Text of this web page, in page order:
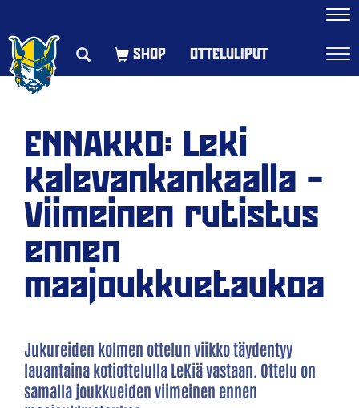
OTTELULIPUT
ENNAKKO: LeKi
Kalevankankaalla –
Viimeinen rutistus
ennen
maajoukkuetaukoa
Jukureiden kolmen ottelun viikko täydentyy
lauantaina kotiottelulla LeKiä vastaan. Ottelu on
samalla joukkueiden viimeinen ennen